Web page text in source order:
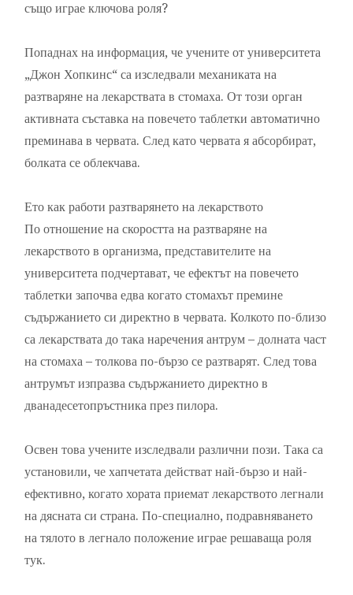
също играе ключова роля?
Попаднах на информация, че учените от университета
„Джон Хопкинс“ са изследвали механиката на
разтваряне на лекарствата в стомаха. От този орган
активната съставка на повечето таблетки автоматично
преминава в червата. След като червата я абсорбират,
болката се облекчава.
Ето как работи разтварянето на лекарството
По отношение на скоростта на разтваряне на
лекарството в организма, представителите на
университета подчертават, че ефектът на повечето
таблетки започва едва когато стомахът премине
съдържанието си директно в червата. Колкото по-близо
са лекарствата до така наречения антрум – долната част
на стомаха – толкова по-бързо се разтварят. След това
антрумът изпразва съдържанието директно в
дванадесетопръстника през пилора.
Освен това учените изследвали различни пози. Така са
установили, че хапчетата действат най-бързо и най-
ефективно, когато хората приемат лекарството легнали
на дясната си страна. По-специално, подравняването
на тялото в легнало положение играе решаваща роля
тук.